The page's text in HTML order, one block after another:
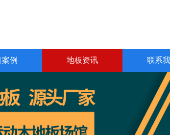
例 地板资讯 联系